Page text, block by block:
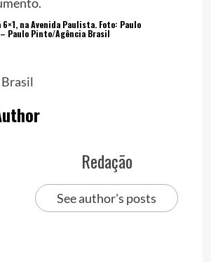
na Avenida Paulista. Foto: Paulo
Paulo Pinto/Agência Brasil
Redação
See author's posts